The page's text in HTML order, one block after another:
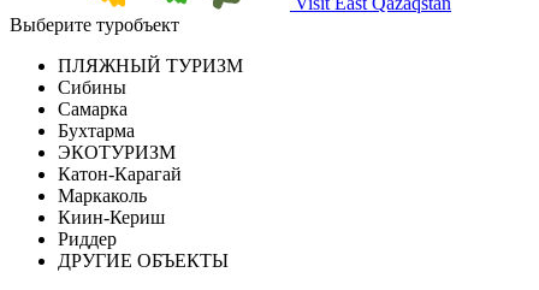
Выберите туробъект
ПЛЯЖНЫЙ ТУРИЗМ
Сибины
Самарка
Бухтарма
ЭКОТУРИЗМ
Катон-Карагай
Маркаколь
Киин-Кериш
Риддер
ДРУГИЕ ОБЪЕКТЫ